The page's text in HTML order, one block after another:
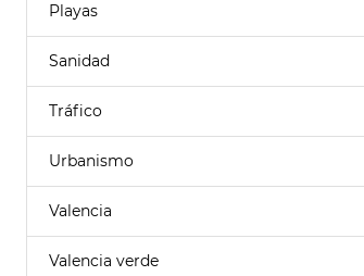
Playas
Sanidad
Tráfico
Urbanismo
Valencia
Valencia verde